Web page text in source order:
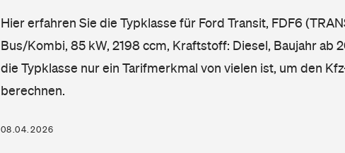
Hier erfahren Sie die Typklasse für Ford Transit, FDF6
Bus/Kombi, 85 kW, 2198 ccm, Kraftstoff: Diesel, Baujahr ab
die Typklasse nur ein Tarifmerkmal von vielen ist, um den
berechnen.
08.04.2026